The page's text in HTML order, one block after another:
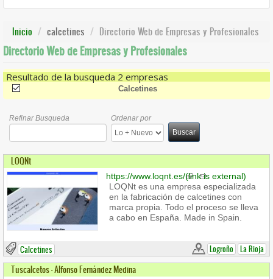
Inicio calcetines Directorio Web de Empresas y Profesionales
Directorio Web de Empresas y Profesionales
Resultado de la busqueda 2 empresas
(-) Calcetines
Refinar Busqueda
Ordenar por
Buscar
LOQNt
https://www.loqnt.es/(link is external)
LOQNt es una empresa especializada
en la fabricación de calcetines con
marca propia. Todo el proceso se lleva
a cabo en España. Made in Spain.
Logroño La Rioja
Calcetines
Tuscalcetos - Alfonso Fernández Medina